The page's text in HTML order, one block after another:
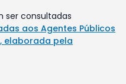
ser consultadas
aos Agentes Públicos
elaborada pela